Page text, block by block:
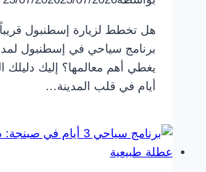
هل تخطط لزيارة إسطنبول
يغطي أهم معالمها؟ إليك
أيام في قلب المدينة…